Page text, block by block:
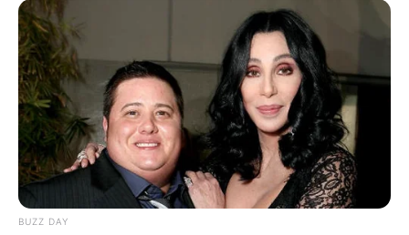
ΤΑΥΤΟΤΗΤΑ ΚΑΙ ΕΠΙΚΟΙΝΩΝΙΑ ΟΡΟΙ ΧΡΗΣΗΣ
© 2025 EVIANEWS του Γιώργου Κουτσελίνη
BUZZ DAY